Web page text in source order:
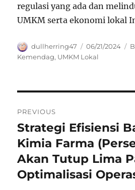
regulasi yang ada dan
UMKM serta ekonomi lokal
Author
dullherring47
Posted
on
06/21/2024
Kemendag, UMKM Lokal
pos
PREVIOUS
Previous
post:
Strategi Efisiensi
Kimia Farma
Akan Tutup Lima
Optimalisasi